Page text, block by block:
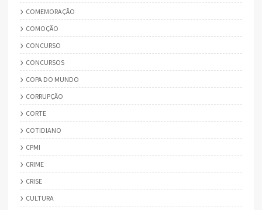
COMEMORAÇÃO
COMOÇÃO
CONCURSO
CONCURSOS
COPA DO MUNDO
CORRUPÇÃO
CORTE
COTIDIANO
CPMI
CRIME
CRISE
CULTURA